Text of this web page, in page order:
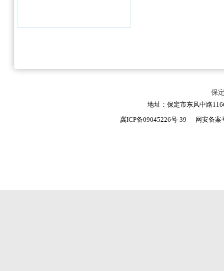
保
地址：保定市东风中路
冀ICP备09045226号-39
网安备案